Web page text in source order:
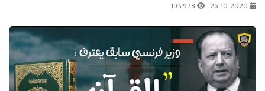
26-10-2020
193.978